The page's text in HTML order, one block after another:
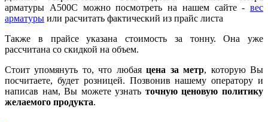
арматуры А500С можно посмотреть на нашем сайте - вес
арматуры или расчитать фактический из прайс листа
Также в прайсе указана стоимость за тонну. Она уже
рассчитана со скидкой на объем.
Стоит упомянуть то, что любаяцена за метр, которую Вы
посчитаете, будет розницей. Позвонив нашему оператору и
написав нам, Вы можете узнать точную ценовую политику
желаемого продукта.